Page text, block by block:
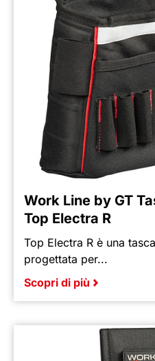
Work Line by GT
Top Electra R
Top Electra R è una
progettata per...
Scopri di più